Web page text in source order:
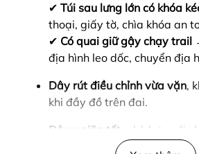
✔ Túi sau lưng lớn có khóa
thoại, giấy tờ, chìa khóa an
✔ Có quai giữ gậy chạy trail
địa hình leo dốc, chuyển địa
Dây rút điều chỉnh vừa vặn,
khi đầy đồ trên đai.
Độ co giãn tốt , phù hợp với
tục, kể cả khi bạn đẩy pace